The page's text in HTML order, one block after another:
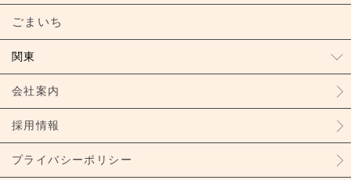
ごまいち
関東
会社案内
採用情報
プライバシーポリシー